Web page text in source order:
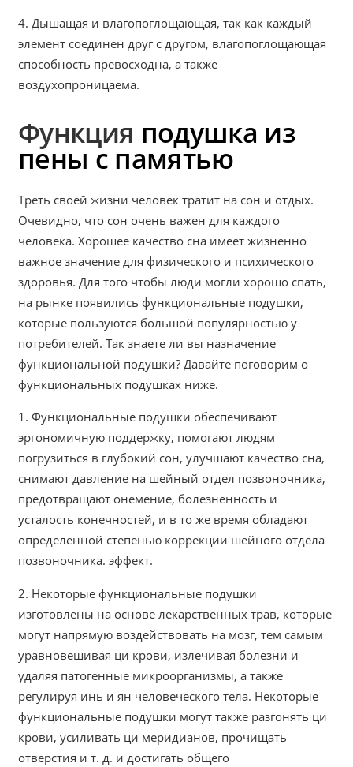
4. Дышащая и влагопоглощающая, так как каждый
элемент соединен друг с другом, влагопоглощающая
способность превосходна, а также
воздухопроницаема.
Функция подушка из
пены с памятью
Треть своей жизни человек тратит на сон и отдых.
Очевидно, что сон очень важен для каждого
человека. Хорошее качество сна имеет жизненно
важное значение для физического и психического
здоровья. Для того чтобы люди могли хорошо спать,
на рынке появились функциональные подушки,
которые пользуются большой популярностью у
потребителей. Так знаете ли вы назначение
функциональной подушки? Давайте поговорим о
функциональных подушках ниже.
1. Функциональные подушки обеспечивают
эргономичную поддержку, помогают людям
погрузиться в глубокий сон, улучшают качество сна,
снимают давление на шейный отдел позвоночника,
предотвращают онемение, болезненность и
усталость конечностей, и в то же время обладают
определенной степенью коррекции шейного отдела
позвоночника. эффект.
2. Некоторые функциональные подушки
изготовлены на основе лекарственных трав, которые
могут напрямую воздействовать на мозг, тем самым
уравновешивая ци крови, излечивая болезни и
удаляя патогенные микроорганизмы, а также
регулируя инь и ян человеческого тела. Некоторые
функциональные подушки могут также разгонять ци
крови, усиливать ци меридианов, прочищать
отверстия и т. д. и достигать общего